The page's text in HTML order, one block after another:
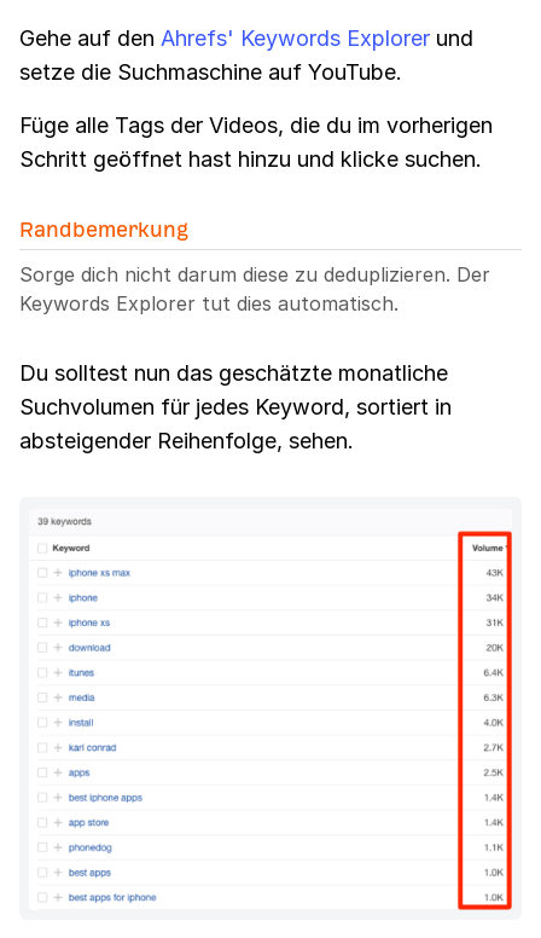
Gehe auf den Ahrefs' Keywords Explorer und
setze die Suchmaschine auf YouTube.
Füge alle Tags der Videos, die du im vorherigen
Schritt geöffnet hast hinzu und klicke suchen.
Randbemerkung
Sorge dich nicht darum diese zu deduplizieren. Der
Keywords Explorer tut dies automatisch.
Du solltest nun das geschätzte monatliche
Suchvolumen für jedes Keyword, sortiert in
absteigender Reihenfolge, sehen.